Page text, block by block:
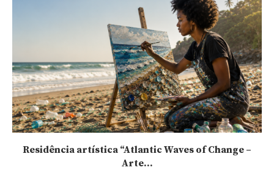
Residência artística “Atlantic Waves of Change –
Arte...